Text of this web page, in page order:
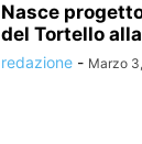
Nasce
del Tortello
redazione - Marzo